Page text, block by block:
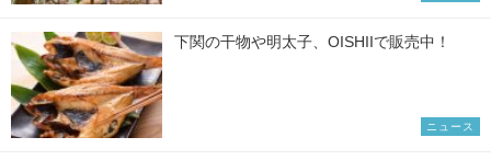
下関の干物や明太子、OISHIIで販売中！
ニュース